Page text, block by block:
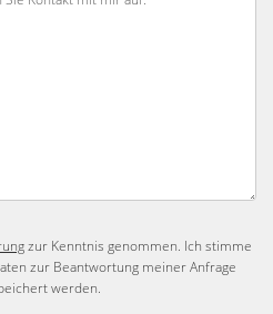
zur Kenntnis genommen. Ich stimme
zur Beantwortung meiner Anfrage
werden.